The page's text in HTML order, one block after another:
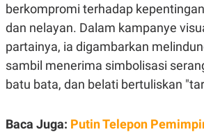
O
N
T
A
T
V
I
P
U
JARINGAN
berkompromi terhadap
dan nelayan. Dalam kampanye
partainya, ia digambarkan
sambil menerima simbolisasi
batu bata, dan belati bertuliskan
Baca Juga: Putin Telepon